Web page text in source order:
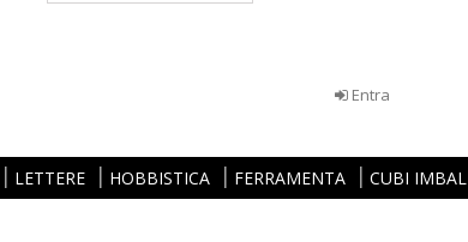
Entra
LETTERE HOBBISTICA FERRAMENTA CUBI